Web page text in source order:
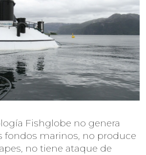
Fishglobe no genera
fondos marinos, no produce
no tiene ataque de